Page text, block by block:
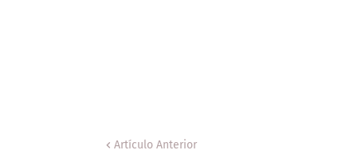
Artículo Anterior